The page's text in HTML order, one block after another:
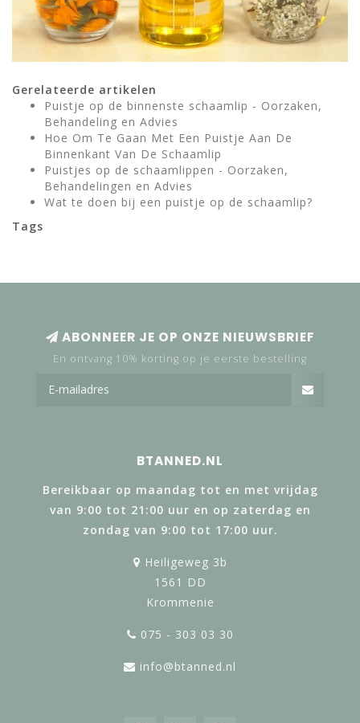
Gerelateerde artikelen
Puistje op de binnenste schaamlip - Oorzaken,
Behandeling en Advies
Hoe Om Te Gaan Met Een Puistje Aan De
Binnenkant Van De Schaamlip
Puistjes op de schaamlippen - Oorzaken,
Behandelingen en Advies
Wat te doen bij een puistje op de schaamlip?
Tags
ABONNEER JE OP ONZE NIEUWSBRIEF
En ontvang 10% korting op je eerste bestelling
BTANNED.NL
Bereikbaar op maandag tot en met vrijdag
van 9:00 tot 21:00 uur en op zaterdag en
zondag van 9:00 tot 17:00 uur.
Heiligeweg 3b
1561 DD
Krommenie
075 - 303 03 30
info@btanned.nl